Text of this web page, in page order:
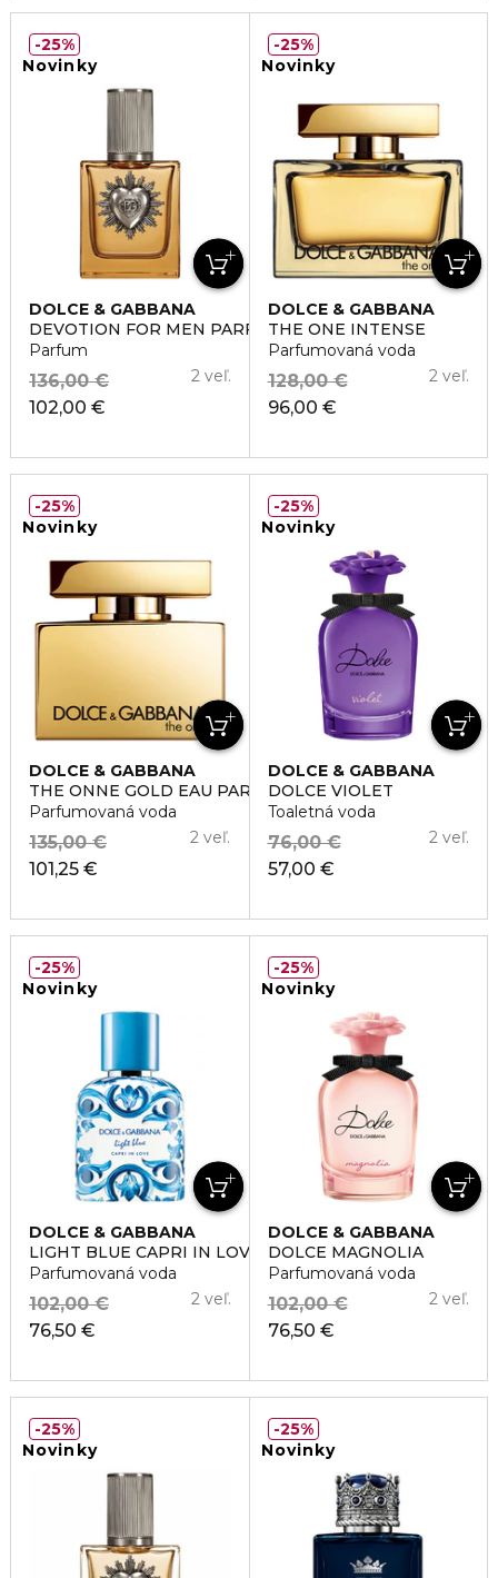
Novinky
DOLCE & GABBANA
DEVOTION FOR MEN PARFUM
Parfum
102,00 €
136,00 € 2 veľ.
25%
Novinky
DOLCE & GABBANA
THE ONE INTENSE
Parfumovaná voda
96,00 €
128,00 € 2 veľ.
25%
Novinky
DOLCE & GABBANA
THE ONNE GOLD EAU PARFUM INTENSE
Parfumovaná voda
101,25 €
135,00 € 2 veľ.
25%
Novinky
DOLCE & GABBANA
DOLCE VIOLET
Toaletná voda
57,00 €
76,00 € 2 veľ.
25%
Novinky
DOLCE & GABBANA
LIGHT BLUE CAPRI IN LOVE POUR HOMME
Parfumovaná voda
76,50 €
102,00 € 2 veľ.
25%
Novinky
DOLCE & GABBANA
DOLCE MAGNOLIA
Parfumovaná voda
76,50 €
102,00 € 2 veľ.
25%
Novinky
25%
Novinky
25%